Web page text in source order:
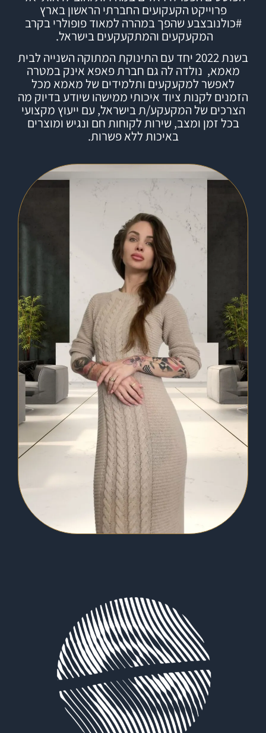
פרוייקט הקעקועים החברתי הראשון בארץ
#כולנובצבעשהפך במהרה למאוד פופולרי בקרב
המקעקעים והמתקעקעים בישראל.
בשנת 2022 יחד עם התינוקת המתוקה השנייה לבית
מאמא, נולדה לה גם חברתפאפא אינקבמטרה
לאפשר למקעקעים ותלמידים של מאמא מכל
הזמנים לקנות ציוד איכותי ממישהו שיודע בדיוק מה
הצרכים של המקעקע/ת בישראל, עם ייעוץ מקצועי
בכל זמן ומצב, שירות לקוחות חם ונגיש ומוצרים
באיכות ללא פשרות.